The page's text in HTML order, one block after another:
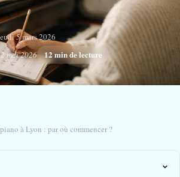
5 mars 2026
mai 2026
12 min de lecture
à Lyon : par où commencer ?